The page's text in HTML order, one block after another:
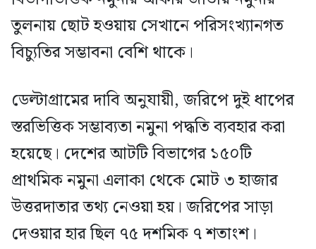
তুলনায় ছোট হওয়ায় সেখানে পরিসংখ্যানগত
বিচ্যুতির সম্ভাবনা বেশি থাকে।
ডেল্টাগ্রামের দাবি অনুযায়ী, জরিপে দুই ধাপের
স্তরভিত্তিক সম্ভাব্যতা নমুনা পদ্ধতি ব্যবহার করা
হয়েছে। দেশের আটটি বিভাগের ১৫০টি
প্রাথমিক নমুনা এলাকা থেকে মোট ৩ হাজার
উত্তরদাতার তথ্য নেওয়া হয়। জরিপের সাড়া
দেওয়ার হার ছিল ৭৫ দশমিক ৭ শতাংশ।